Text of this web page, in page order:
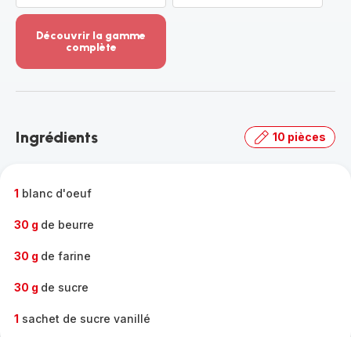
Découvrir la gamme
complète
-
gamme
Ingrédients 10 pièces
1 blanc d'oeuf
30 g de beurre
30 g de farine
30 g de sucre
1 sachet de sucre vanillé